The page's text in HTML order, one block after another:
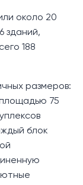
около 20
зданий,
188
размеров:
75
блок